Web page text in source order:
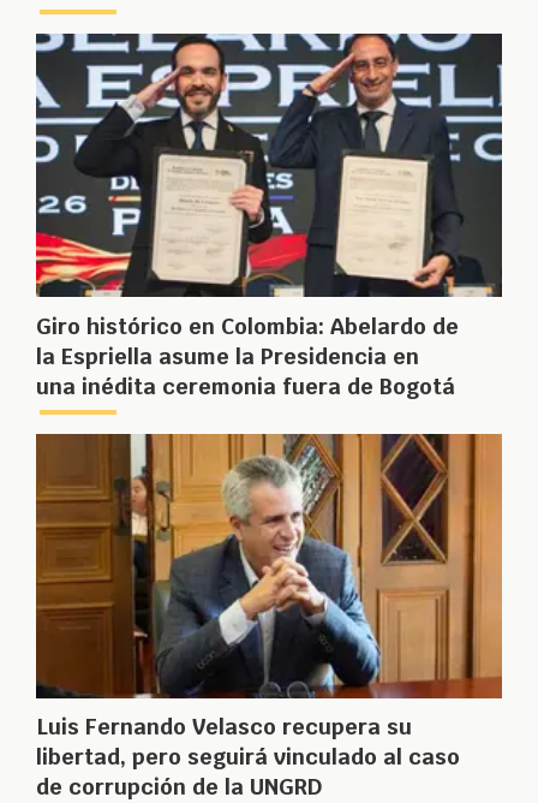
Giro histórico en Colombia: Abelardo de
la Espriella asume la Presidencia en
una inédita ceremonia fuera de Bogotá
Luis Fernando Velasco recupera su
libertad, pero seguirá vinculado al caso
de corrupción de la UNGRD